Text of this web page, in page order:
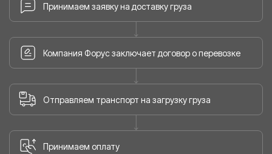
Принимаем заявку на доставку груза
Компания Форус заключает договор о перевозке
Отправляем транспорт на загрузку груза
Принимаем оплату